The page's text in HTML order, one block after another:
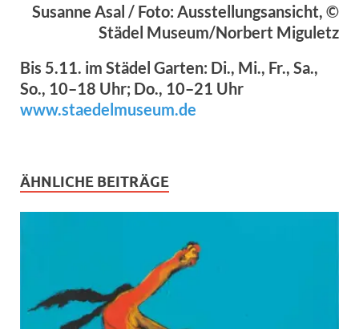
Susanne Asal / Foto: Ausstellungsansicht, ©
Städel Museum/Norbert Miguletz
Bis 5.11. im Städel Garten: Di., Mi., Fr., Sa.,
So., 10–18 Uhr; Do., 10–21 Uhr
www.staedelmuseum.de
ÄHNLICHE BEITRÄGE